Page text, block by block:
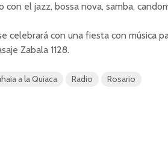
con el jazz, bossa nova, samba,
celebrará con una fiesta con música
Zabala 1128.
a la Quiaca Radio Rosario